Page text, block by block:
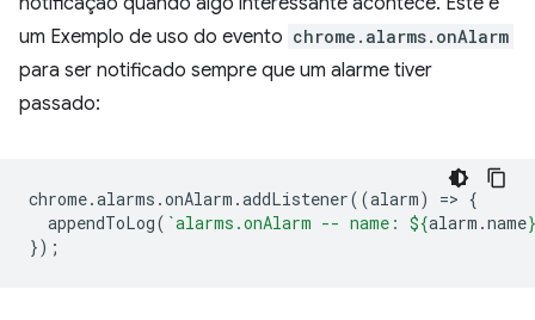
um Exemplo de uso do evento chrome.alarms.onAlarm
para ser notificado sempre que um alarme tiver
passado:
chrome.alarms .onAlarm .addListener((alarm) => {
appendToLog( `alarms.onAlarm -- name: ${alarm .name}
});